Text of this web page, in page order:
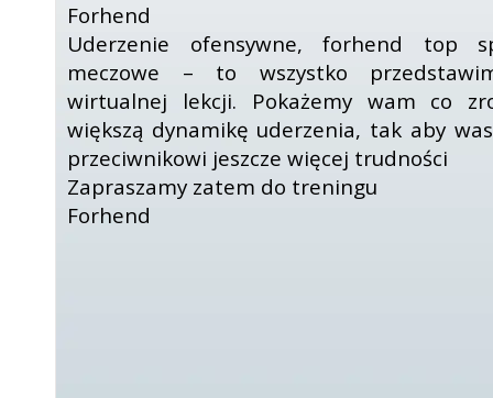
Forhend
Uderzenie ofensywne, forhend top
meczowe – to wszystko
wirtualnej lekcji. Pokażemy wam co
większą dynamikę uderzenia, tak aby
przeciwnikowi jeszcze więcej trudności
Zapraszamy zatem do treningu
Forhend